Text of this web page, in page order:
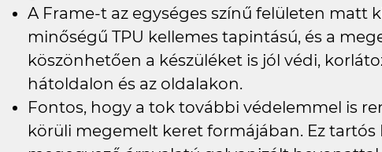
A Frame-t az egységes színű felületen matt
minőségű TPU kellemes tapintású, és a
köszönhetően a készüléket is jól védi,
hátoldalon és az oldalakon.
Fontos, hogy a tok további védelemmel is
körüli megemelt keret formájában. Ez tartós